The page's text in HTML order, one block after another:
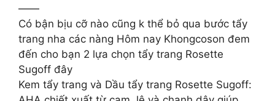
——
Có bận bịu cỡ nào cũng k thể bỏ qua bước tẩy
trang nha các nàng Hôm nay Khongcoson đem
đến cho bạn 2 lựa chọn tẩy trang Rosette
Sugoff đây
Kem tẩy trang và Dầu tẩy trang Rosette Sugoff: